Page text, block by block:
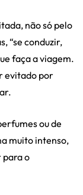
não só pelo
“se conduzir,
faça a viagem.
evitado por
ou de
muito intenso,
para o